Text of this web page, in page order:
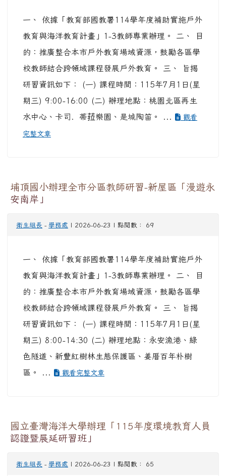
一、 依據「教育部國教署114學年度補助實施戶外
教育與海洋教育計畫」1-3教師專業辦理。 二、 目
的：推廣整合本市戶外教育場域資源，鼓勵各區學
校教師結合跨領域課程發展戶外教育。 三、 旨揭
研習資訊如下： (一) 課程時間：115年7月1日(星
期三) 9:00-16:00 (二) 辦理地點：桃園北區再生
水中心、卡司．蒂菈樂園、是城陶笛。 ...
觀看
完整文章
埔頂國小辦理全市分區教師研習-新屋區「漫遊永
安南岸」
衛生組長 - 學務處 | 2026-06-23 | 點閱數： 69
一、 依據「教育部國教署114學年度補助實施戶外
教育與海洋教育計畫」1-3教師專業辦理。 二、 目
的：推廣整合本市戶外教育場域資源，鼓勵各區學
校教師結合跨領域課程發展戶外教育。 三、 旨揭
研習資訊如下： (一) 課程時間：115年7月1日(星
期三) 8:00-14:30 (二) 辦理地點：永安漁港、綠
色隧道、新豐紅樹林生態保護區、姜厝百年朴樹
區。 ...
觀看完整文章
國立臺灣海洋大學辦理「115年度環境教育人員
認證暨展延研習班」
衛生組長 - 學務處 | 2026-06-23 | 點閱數： 65